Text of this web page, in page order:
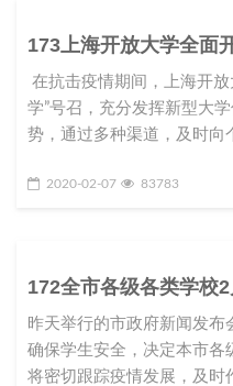
173上海开放大学全面
在抗击疫情期间，上海开
学”号召，充分发挥新型大
势，通过多种渠道，及时向
2020-02-07 83783
172全市各级各类学校
昨天举行的市政府新闻发
确保学生安全，决定本市各
将密切跟踪疫情发展，及时